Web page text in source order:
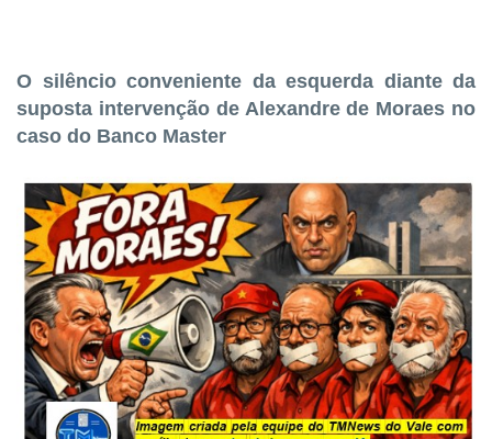
O silêncio conveniente da esquerda diante da
suposta intervenção de Alexandre de Moraes no
caso do Banco Master